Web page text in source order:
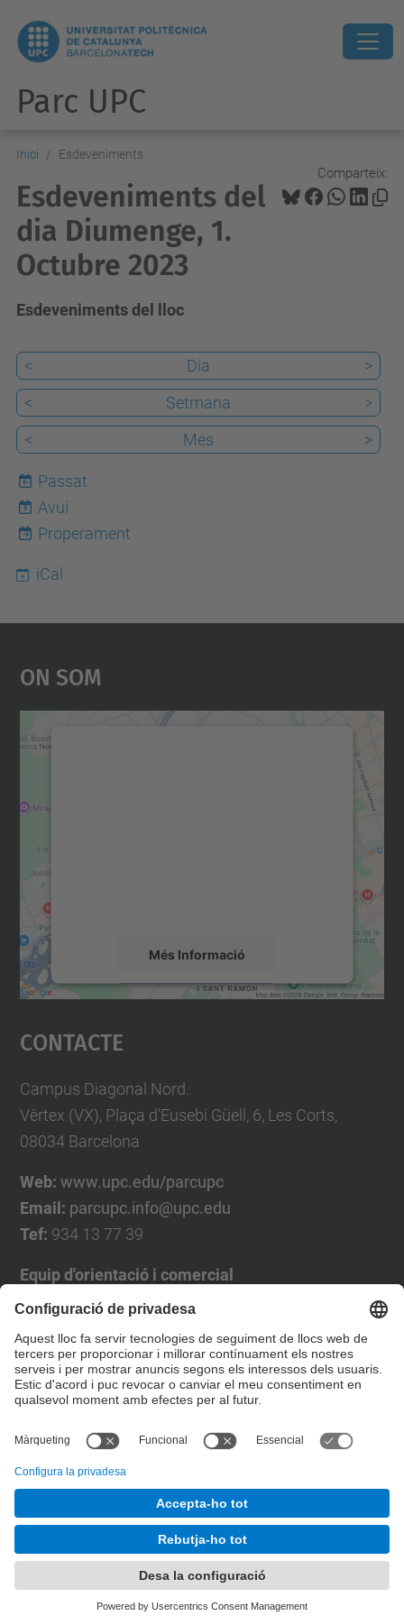
Parc UPC
Inici Esdeveniments
Comparteix:
Esdeveniments del
dia Diumenge, 1.
Octubre 2023
Esdeveniments del lloc
< Dia
>
<
Setmana
>
<
Mes >
Passat
8
Avui
Properament
iCal
On Som
Més Informació
Accepta
powered by
Contacte
Campus Diagonal Nord.
Vèrtex (VX), Plaça d'Eusebi Güell, 6, Les Corts,
08034 Barcelona
Web: www.upc.edu/parcupc
Email: parcupc.info@upc.edu
Tef: 934 13 77 39
Equip d'orientació i comercial
José Luís Grande
Tel. 93 4137194
jose.luis.grande@upc.edu
Formulari de contacte
Desenvolupat amb